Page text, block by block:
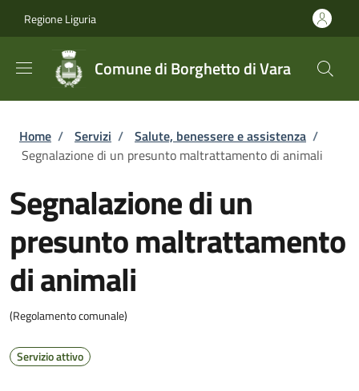
Regione Liguria
Comune di Borghetto di Vara
Briciole di pane
Home / Servizi / Salute, benessere e assistenza /
Segnalazione di un presunto maltrattamento di animali
Segnalazione di un
presunto maltrattamento
di animali
(Regolamento comunale)
Servizio attivo